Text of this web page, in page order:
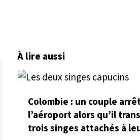
À lire aussi
Colombie : un couple
l’aéroport alors qu’il
trois singes attachés à